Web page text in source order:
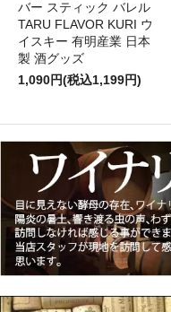
バー スティック バレル
TARU FLAVOR KURI ウ
イスキー 有明産業 日本
製 酒グッズ
1,090円(税込1,199円)